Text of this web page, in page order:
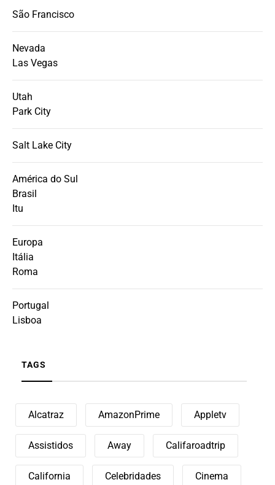
São Francisco
Nevada
Las Vegas
Utah
Park City
Salt Lake City
América do Sul
Brasil
Itu
Europa
Itália
Roma
Portugal
Lisboa
TAGS
Alcatraz AmazonPrime Appletv
Assistidos Away Califaroadtrip
California Celebridades Cinema